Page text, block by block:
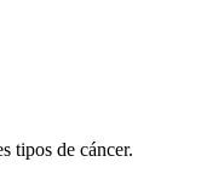
tipos de cáncer.